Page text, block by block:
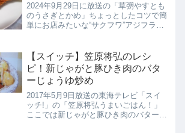
2024年9月29日に放送の「草彅やすとも
のうさぎとかめ」ちょっとしたコツで簡
単にお店みたいな“サクフワ”アジフライ
木奈々」vs1週間自力で特訓する「かめ
森田まりこ...
【スイッチ】笠原将弘のレシ
ピ！新じゃがと豚ひき肉のバタ
ーじょうゆ炒め
2017年5月9日放送の東海テレビ「スイ
ッチ!」の「笠原将弘うまいごはん！」
ここでは新じゃがと豚ひき肉のバターじ